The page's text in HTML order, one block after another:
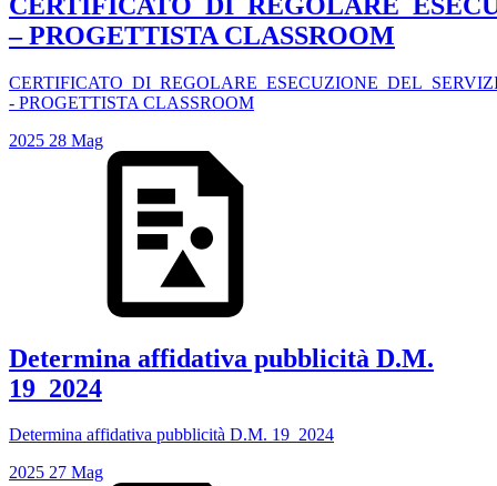
– PROGETTISTA CLASSROOM
- PROGETTISTA CLASSROOM
2025 28 Mag
Determina affidativa pubblicità D.M.
19_2024
Determina affidativa pubblicità D.M. 19_2024
2025 27 Mag